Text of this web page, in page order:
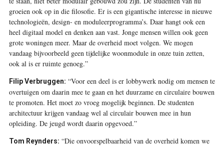
groeien ook op in die filosofie. Er is een gigantische interesse in nieuwe
technologieën, design- en moduleerprogramma’s. Daar hangt ook een
heel digitaal model en denken aan vast. Jonge mensen willen ook geen
grote woningen meer. Maar de overheid moet volgen. We mogen
vandaag bijvoorbeeld geen tijdelijke woonmodule in onze tuin zetten,
ook al is er ruimte genoeg.”
Filip Verbruggen: “Voor een deel is er lobbywerk nodig om mensen te
overtuigen om daarin mee te gaan en het duurzame en circulaire bouwen
te promoten. Het moet zo vroeg mogelijk beginnen. De studenten
architectuur krijgen vandaag wel al circulair bouwen mee in hun
opleiding. De jeugd wordt daarin opgevoed.”
Tom Reynders: “Die onvoorspelbaarheid van de overheid komen we